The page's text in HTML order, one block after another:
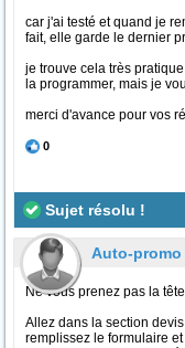
car j'ai testé et quand je
fait, elle garde le dernier
je trouve cela très
la programmer, mais je
merci d'avance pour vos
0
Sujet résolu !
Auto-promo
Ne vous prenez pas la
Allez dans la section
remplissez le formulaire